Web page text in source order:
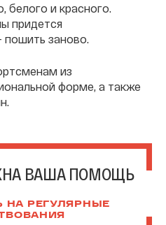
белого и красного.
придется
заново.
из
форме, а также
ВАША ПОМОЩЬ
НА РЕГУЛЯРНЫЕ